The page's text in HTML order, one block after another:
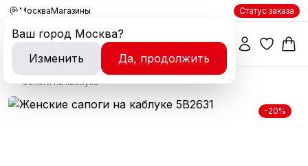
Москва
Ваш город Москва?
Изменить
Да, продолжить
Магазины Статус заказа
Сапоги на каблуке
-20%